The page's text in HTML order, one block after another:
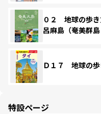
０２ 地球の歩
呂麻島（奄美群
Ｄ１７ 地球の
特設ページ